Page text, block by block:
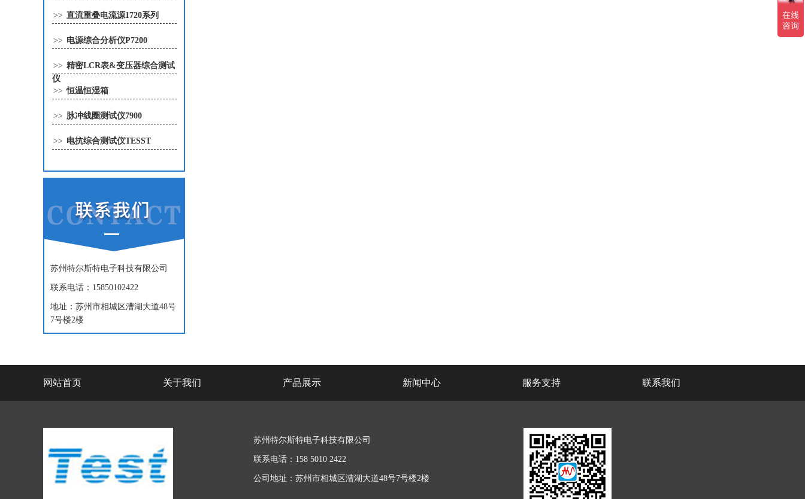
>> 直流重叠电流源1720系列
>> 电源综合分析仪P7200
>> 精密LCR表&变压器综合测试
仪
>> 恒温恒湿箱
>> 脉冲线圈测试仪7900
>> 电抗综合测试仪TESST
苏州特尔斯特电子科技有限公司
联系电话：15850102422
地址：苏州市相城区漕湖大道48号
7号楼2楼
网站首页 关于我们 产品展示 新闻中心 服务支持 联系我们
苏州特尔斯特电子科技有限公司
联系电话：158 5010 2422
公司地址：苏州市相城区漕湖大道48号7号楼2楼